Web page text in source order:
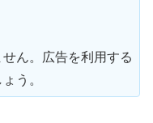
ん。広告を利用する
う。